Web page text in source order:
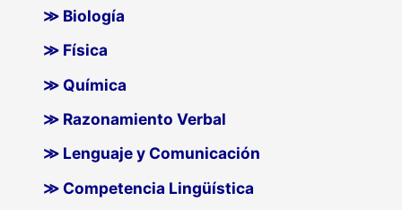
≫ Biología
≫ Física
≫ Química
≫ Razonamiento Verbal
≫ Lenguaje y Comunicación
≫ Competencia Lingüística